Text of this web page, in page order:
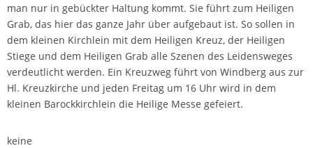
man nur in gebückter Haltung kommt. Sie führt zum Heiligen
Grab, das hier das ganze Jahr über aufgebaut ist. So sollen in
dem kleinen Kirchlein mit dem Heiligen Kreuz, der Heiligen
Stiege und dem Heiligen Grab alle Szenen des Leidensweges
verdeutlicht werden. Ein Kreuzweg führt von Windberg aus zur
Hl. Kreuzkirche und jeden Freitag um 16 Uhr wird in dem
kleinen Barockkirchlein die Heilige Messe gefeiert.
keine